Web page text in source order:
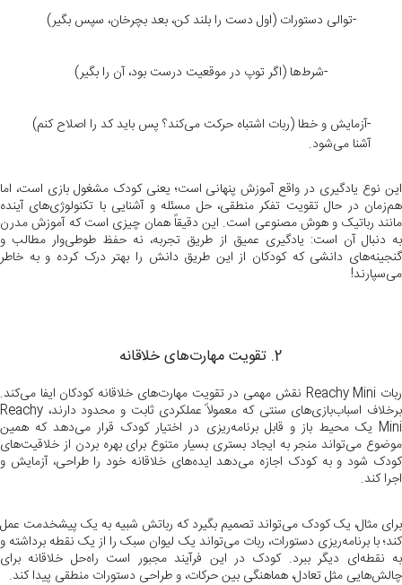
-توالی دستورات (اول دست را بلند کن، بعد بچرخان، سپس بگیر)
-شرط‌ها (اگر توپ در موقعیت درست بود، آن را بگیر)
-آزمایش و خطا (ربات اشتباه حرکت می‌کند؟ پس باید کد را اصلاح کنم)
آشنا می‌شود.
این نوع یادگیری در واقع آموزش پنهانی است؛ یعنی کودک مشغول بازی است، اما
هم‌زمان در حال تقویت تفکر منطقی، حل مسئله و آشنایی با تکنولوژی‌های آینده
مانند رباتیک و هوش مصنوعی است. این دقیقاً همان چیزی است که آموزش مدرن
به دنبال آن است: یادگیری عمیق از طریق تجربه، نه حفظ طوطی‌وار مطالب و
گنجینه‌های دانشی که کودکان از این طریق دانش را بهتر درک کرده و به خاطر
می‌سپارند!
2. تقویت مهارت‌های خلاقانه
ربات Reachy Mini نقش مهمی در تقویت مهارت‌های خلاقانه کودکان ایفا می‌کند.
برخلاف اسباب‌بازی‌های سنتی که معمولاً عملکردی ثابت و محدود دارند، Reachy
Mini یک محیط باز و قابل برنامه‌ریزی در اختیار کودک قرار می‌دهد که همین
موضوع می‌تواند منجر به ایجاد بستری بسیار متنوع برای بهره بردن از خلاقیت‌های
کودک شود و به کودک اجازه می‌دهد ایده‌های خلاقانه خود را طراحی، آزمایش و
اجرا کند.
برای مثال، یک کودک می‌تواند تصمیم بگیرد که رباتش شبیه به یک پیشخدمت عمل
کند؛ با برنامه‌ریزی دستورات، ربات می‌تواند یک لیوان سبک را از یک نقطه برداشته و
به نقطه‌ای دیگر ببرد. کودک در این فرآیند مجبور است راه‌حل خلاقانه برای
چالش‌هایی مثل تعادل، هماهنگی بین حرکات، و طراحی دستورات منطقی پیدا کند.